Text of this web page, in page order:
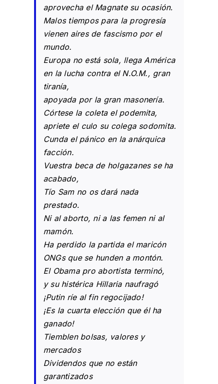
aprovecha el Magnate su ocasión.
Malos tiempos para la progresía
vienen aires de fascismo por el
mundo.
Europa no está sola, llega América
en la lucha contra el N.O.M., gran
tiranía,
apoyada por la gran masonería.
Córtese la coleta el podemita,
apriete el culo su colega sodomita.
Cunda el pánico en la anárquica
facción.
Vuestra beca de holgazanes se ha
acabado,
Tío Sam no os dará nada
prestado.
Ni al aborto, ni a las femen ni al
mamón.
Ha perdido la partida el maricón
ONGs que se hunden a montón.
El Obama pro abortista terminó,
y su histérica Hillaria naufragó
¡Putin ríe al fin regocijado!
¡Es la cuarta elección que él ha
ganado!
Tiemblen bolsas, valores y
mercados
Dividendos que no están
garantizados